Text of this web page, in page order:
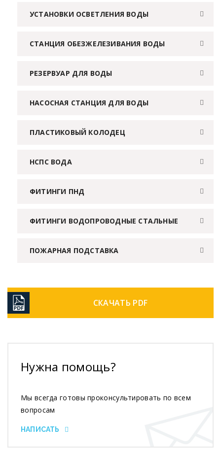
УСТАНОВКИ ОСВЕТЛЕНИЯ ВОДЫ
СТАНЦИЯ ОБЕЗЖЕЛЕЗИВАНИЯ ВОДЫ
РЕЗЕРВУАР ДЛЯ ВОДЫ
НАСОСНАЯ СТАНЦИЯ ДЛЯ ВОДЫ
ПЛАСТИКОВЫЙ КОЛОДЕЦ
НСПС ВОДА
ФИТИНГИ ПНД
ФИТИНГИ ВОДОПРОВОДНЫЕ СТАЛЬНЫЕ
ПОЖАРНАЯ ПОДСТАВКА
СКАЧАТЬ PDF
Нужна помощь?
Мы всегда готовы проконсультировать по всем
вопросам
НАПИСАТЬ